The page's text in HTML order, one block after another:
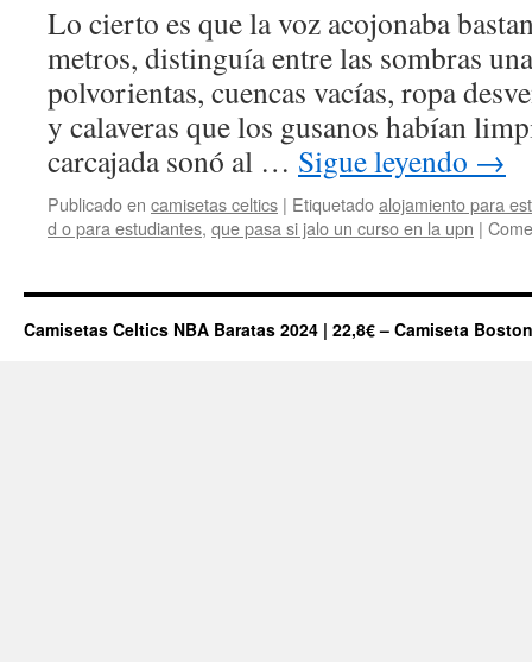
Lo cierto es que la voz acojonaba
metros, distinguía entre las sombras
polvorientas, cuencas vacías, ropa
y calaveras que los gusanos habían
carcajada sonó al … Sigue leyendo →
Publicado en camisetas celtics | Etiquetadoalojamiento para
d o para estudiantes, que pasa si jalo un curso en la upn |
Camisetas Celtics NBA Baratas 2024 | 22,8€ – Camiseta